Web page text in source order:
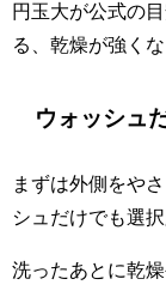
円玉大が公式の
る、乾燥が強く
ウォッシュ
まずは外側をや
シュだけでも選
洗ったあとに乾